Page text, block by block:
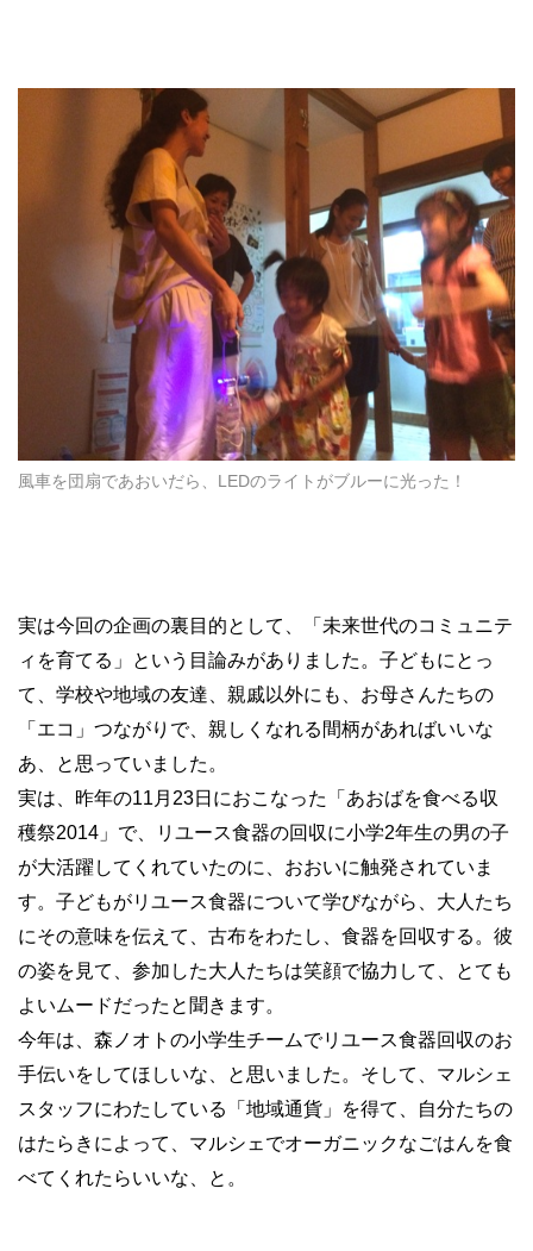
風車を団扇であおいだら、LEDのライトがブルーに光った！
実は今回の企画の裏目的として、「未来世代のコミュニテ
ィを育てる」という目論みがありました。子どもにとっ
て、学校や地域の友達、親戚以外にも、お母さんたちの
「エコ」つながりで、親しくなれる間柄があればいいな
あ、と思っていました。
実は、昨年の11月23日におこなった「あおばを食べる収
穫祭2014」で、リユース食器の回収に小学2年生の男の子
が大活躍してくれていたのに、おおいに触発されていま
す。子どもがリユース食器について学びながら、大人たち
にその意味を伝えて、古布をわたし、食器を回収する。彼
の姿を見て、参加した大人たちは笑顔で協力して、とても
よいムードだったと聞きます。
今年は、森ノオトの小学生チームでリユース食器回収のお
手伝いをしてほしいな、と思いました。そして、マルシェ
スタッフにわたしている「地域通貨」を得て、自分たちの
はたらきによって、マルシェでオーガニックなごはんを食
べてくれたらいいな、と。